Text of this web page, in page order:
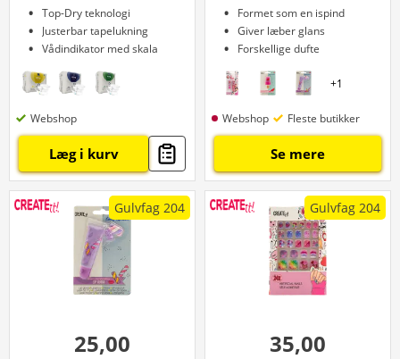
Top-Dry teknologi
Justerbar tapelukning
Vådindikator med skala
Webshop
Læg i kurv
Formet som en ispind
Giver læber glans
Forskellige dufte
+1
Webshop Fleste butikker
Se mere
Gulvfag 204
25,00
Gulvfag 204
35,00